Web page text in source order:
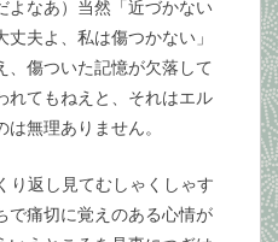
よなあ）当然「近づかない
夫よ、私は傷つかない」
、傷ついた記憶が欠落して
れてもねえと、それはエル
無理ありません。
り返し見てむしゃくしゃす
で痛切に覚えのある心情が